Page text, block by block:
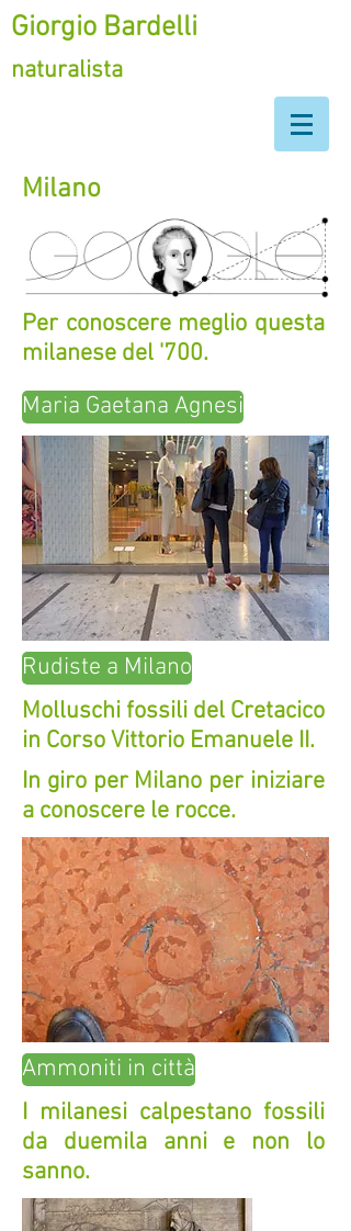
Giorgio Bardelli
naturalista
Milano
Per conoscere meglio questa
milanese del '700.
Maria Gaetana Agnesi
In giro per Milano per iniziare
a conoscere le rocce.
Ammoniti in città
I milanesi calpestano fossili
da duemila anni e non lo
sanno.
Rudiste a Milano
Molluschi fossili del Cretacico
in Corso Vittorio Emanuele II.